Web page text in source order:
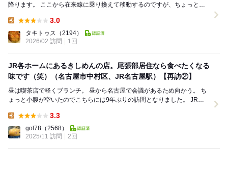
降ります。 ここから在来線に乗り換えて移動するのですが、ちょっと腹
3.0
タキトゥス （2194）
2026/02 訪問
1回
JR各ホームにあるきしめんの店。尾張部居住なら食べたくなる
味です（笑）（名古屋市中村区、JR名古屋駅）【再訪②】
昼は喫茶店で軽くブランチ。 昼から名古屋で会議があるため向かう。 ち
ょっと小腹が空いたのでこちらには9年ぶりの訪問となりました。 JR在
3.3
gol78 （2568）
2025/11 訪問
2回